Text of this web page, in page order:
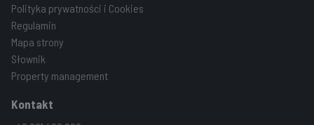
Polityka prywatności i Cookies
Regulamin
Mapa strony
Słownik
Property management
Kontakt